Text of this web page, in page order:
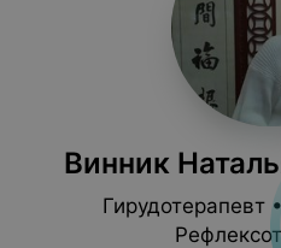
Винник
Гирудотерапевт